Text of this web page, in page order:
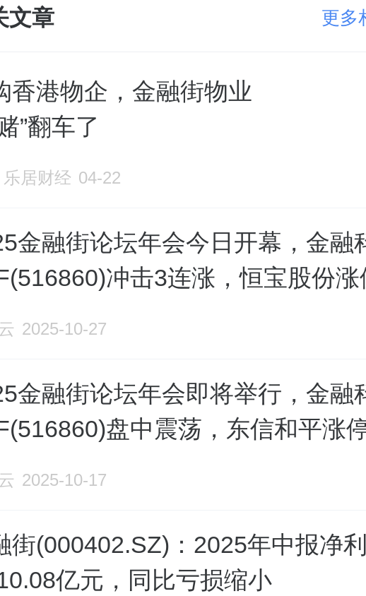
文章 更多
香港物企，金融街物业
”翻车了
乐居财经 04-22
金融街论坛年会今日开幕，金融
冲击3连涨，恒宝股份涨
2025-10-27
金融街论坛年会即将举行，金融
盘中震荡，东信和平涨
2025-10-17
街(000402.SZ)：2025年中报净
亿元，同比亏损缩小